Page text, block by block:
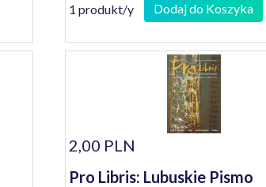
1 produkt/y Dodaj do Koszyka
2,00 PLN
Pro Libris: Lubuskie Pismo